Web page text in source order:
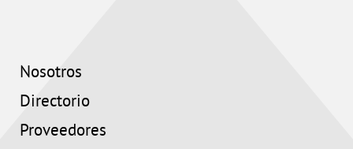
Nosotros
Directorio
Proveedores